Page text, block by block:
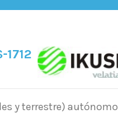
1712
y terrestre) autónomo